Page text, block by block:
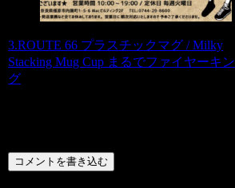
3.ROUTE 66 プラスチックマグ / Milky
Stacking Mug Cup まるでファイヤーキン
グ
コメントを書き込む